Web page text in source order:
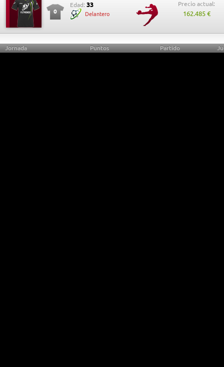
0
Edad: 33
Delantero
Precio actual:
162.485 €
Jornada Puntos Partido